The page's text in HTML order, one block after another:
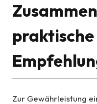
praktische
Zur Gewährleistung